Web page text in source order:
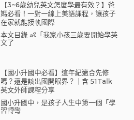
【3~6歲幼兒英文怎麼學最有效？】爸
媽必看！一對一線上美語課程，讓孩子
在家就能接軌國際
本文目錄 👶「我家小孩三歲要開始學英
文了
【國小升國中必看】這年紀適合先修
嗎？還是該出國開眼界？｜含 51Talk
英文外師課程分享
國小升國中，是孩子人生中第一個「學
習轉彎